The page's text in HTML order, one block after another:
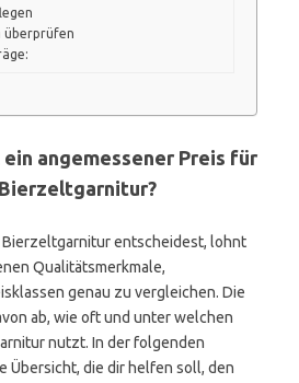
überprüfen
angemessener Preis für
Bierzeltgarnitur entscheidest, lohnt
Qualitätsmerkmale,
genau zu vergleichen. Die
ab, wie oft und unter welchen
nutzt. In der folgenden
Übersicht, die dir helfen soll, den